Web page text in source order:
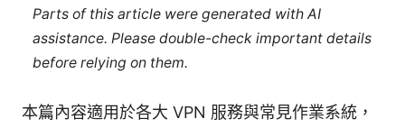
Parts of this article were generated with AI
assistance. Please double-check important details
before relying on them.
本篇內容適用於各大 VPN 服務與常見作業系統，